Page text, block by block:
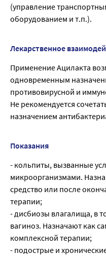
(управление
оборудованием и т.п.).
Лекарственное
Применение Ацилакта
одновременным
противовирусной и
Не рекомендуется
назначением
Показания
- кольпиты, вызванные
микроорганизмами.
средство или после
терапии;
- дисбиозы влагалища, в
вагиноз. Назначают как
комплексной терапии;
- подострые и